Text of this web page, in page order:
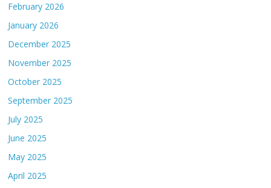
February 2026
January 2026
December 2025
November 2025
October 2025
September 2025
July 2025
June 2025
May 2025
April 2025